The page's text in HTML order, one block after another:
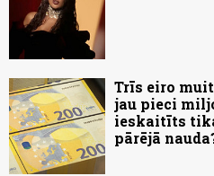
Trīs eiro
jau pieci
ieskaitīts
pārējā